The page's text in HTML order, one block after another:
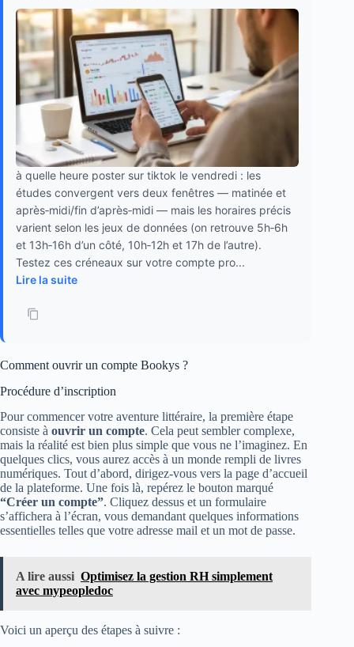
à quelle heure poster sur tiktok le vendredi : les
études convergent vers deux fenêtres — matinée et
après‑midi/fin d’après‑midi — mais les horaires précis
varient selon les jeux de données (on retrouve 5h‑6h
et 13h‑16h d’un côté, 10h‑12h et 17h de l’autre).
Testez ces créneaux sur votre compte pro...
Lire la suite
Comment ouvrir un compte Bookys ?
Procédure d’inscription
Pour commencer votre aventure littéraire, la première étape
consiste à ouvrir un compte. Cela peut sembler complexe,
mais la réalité est bien plus simple que vous ne l’imaginez. En
quelques clics, vous aurez accès à un monde rempli de livres
numériques. Tout d’abord, dirigez-vous vers la page d’accueil
de la plateforme. Une fois là, repérez le bouton marqué
“Créer un compte”. Cliquez dessus et un formulaire
s’affichera à l’écran, vous demandant quelques informations
essentielles telles que votre adresse mail et un mot de passe.
A lire aussi Optimisez la gestion RH simplement
avec mypeopledoc
Voici un aperçu des étapes à suivre :